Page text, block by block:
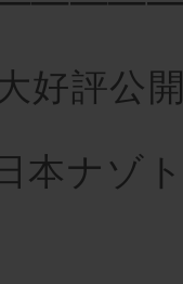
好評公
ナゾ